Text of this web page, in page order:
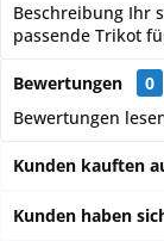
Beschreibung Ihr
passende Trikot
Bewertungen
0
Bewertungen
Kunden kauften
Kunden haben